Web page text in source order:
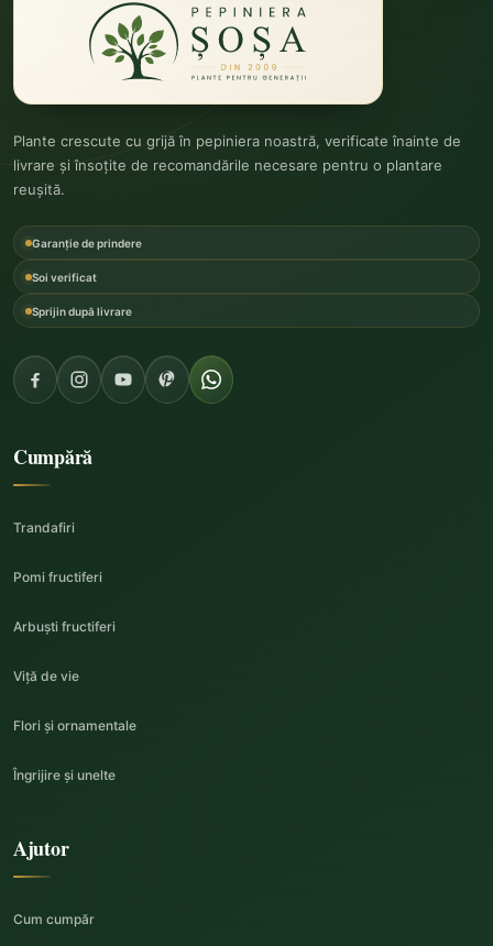
Plante crescute cu grijă în pepiniera noastră, verificate înainte de
livrare și însoțite de recomandările necesare pentru o plantare
reușită.
Garanție de prindere
Soi verificat
Sprijin după livrare
Cumpără
Trandafiri
Pomi fructiferi
Arbuști fructiferi
Viță de vie
Flori și ornamentale
Îngrijire și unelte
Ajutor
Cum cumpăr